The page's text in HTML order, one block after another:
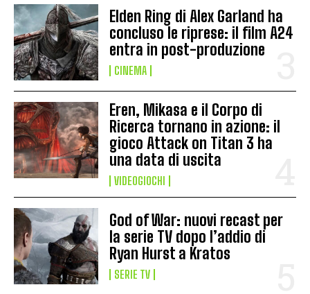
Elden Ring di Alex Garland ha
concluso le riprese: il film A24
entra in post-produzione
CINEMA
Eren, Mikasa e il Corpo di
Ricerca tornano in azione: il
gioco Attack on Titan 3 ha
una data di uscita
VIDEOGIOCHI
God of War: nuovi recast per
la serie TV dopo l’addio di
Ryan Hurst a Kratos
SERIE TV